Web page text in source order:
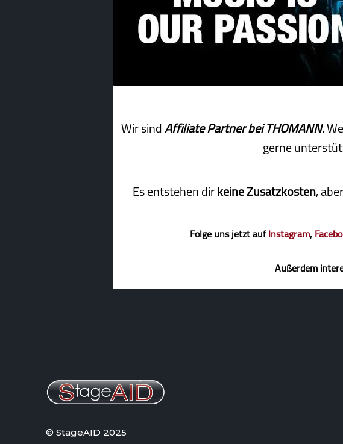
Wir sindAffiliate Partner bei THOMANN.
gerne
Es entstehen dirkeine Zusatzkosten,
Folge uns jetzt aufInstagram,
Außerdem
© StageAID 2025